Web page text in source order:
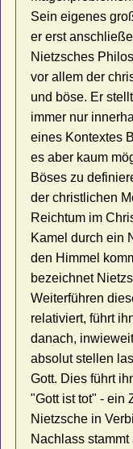
Sein eigenes
er erst
Nietzsches
vor allem der
und böse. Er
immer nur
eines Kontextes
es aber kaum
Böses zu
der christlichen
Reichtum im
Kamel durch ein
den Himmel
bezeichnet
Weiterführen
relativiert, führt
danach,
absolut stellen
Gott. Dies führt
"Gott ist tot" - ein
Nietzsche in
Nachlass